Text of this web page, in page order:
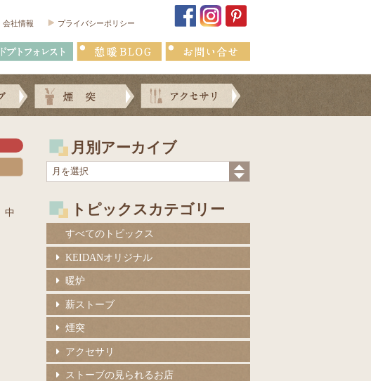
会社情報 プライバシーポリシー
中
月別アーカイブ
トピックスカテゴリー
すべてのトピックス
KEIDANオリジナル
暖炉
薪ストーブ
煙突
アクセサリ
ストーブの見られるお店